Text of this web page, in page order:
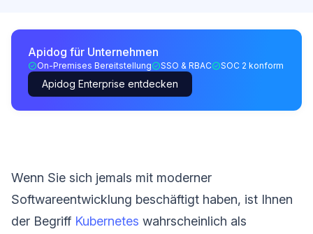
Apidog für Unternehmen
On-Premises Bereitstellung SSO & RBAC SOC 2 konform
Apidog Enterprise entdecken
Wenn Sie sich jemals mit moderner
Softwareentwicklung beschäftigt haben, ist Ihnen
der Begriff Kubernetes wahrscheinlich als